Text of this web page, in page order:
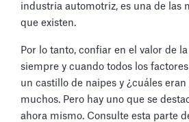
industria automotriz, es una de las
que existen.
Por lo tanto, confiar en el valor de
siempre y cuando todos los
un castillo de naipes y ¿cuáles eran
muchos. Pero hay uno que se
ahora mismo. Consulte esta parte